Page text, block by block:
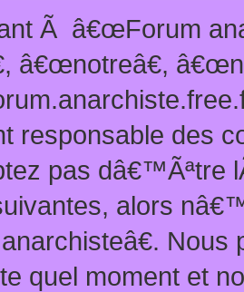
Ã â€œForum
â€œnotreâ€,
responsable des
pas dâ€™Ãªtre
alors
quel moment et